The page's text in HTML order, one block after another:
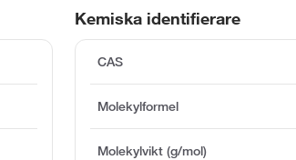
Kemiska identifierare
CAS
Molekylformel
Molekylvikt (g/mol)